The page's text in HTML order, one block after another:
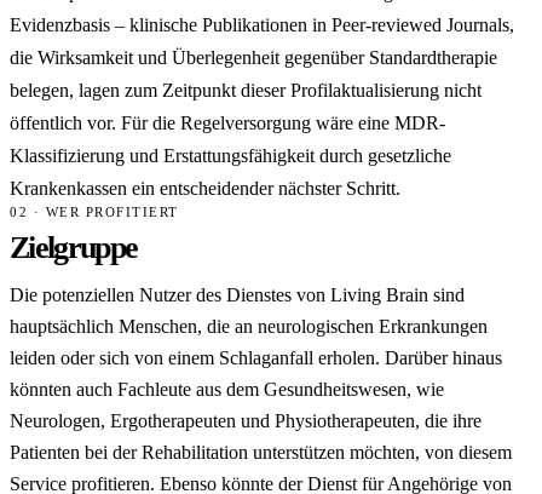
Evidenzbasis – klinische Publikationen in Peer-reviewed Journals,
die Wirksamkeit und Überlegenheit gegenüber Standardtherapie
belegen, lagen zum Zeitpunkt dieser Profilaktualisierung nicht
öffentlich vor. Für die Regelversorgung wäre eine MDR-
Klassifizierung und Erstattungsfähigkeit durch gesetzliche
Krankenkassen ein entscheidender nächster Schritt.
02 · WER PROFITIERT
Zielgruppe
Die potenziellen Nutzer des Dienstes von Living Brain sind
hauptsächlich Menschen, die an neurologischen Erkrankungen
leiden oder sich von einem Schlaganfall erholen. Darüber hinaus
könnten auch Fachleute aus dem Gesundheitswesen, wie
Neurologen, Ergotherapeuten und Physiotherapeuten, die ihre
Patienten bei der Rehabilitation unterstützen möchten, von diesem
Service profitieren. Ebenso könnte der Dienst für Angehörige von